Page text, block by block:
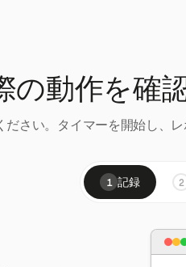
の動作を確
ださい。タイマーを開始し、
1 記録 2